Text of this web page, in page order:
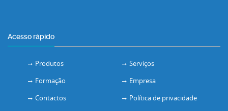
Acesso rápido
Produtos
Serviços
Formação
Empresa
Contactos
Política de privacidade